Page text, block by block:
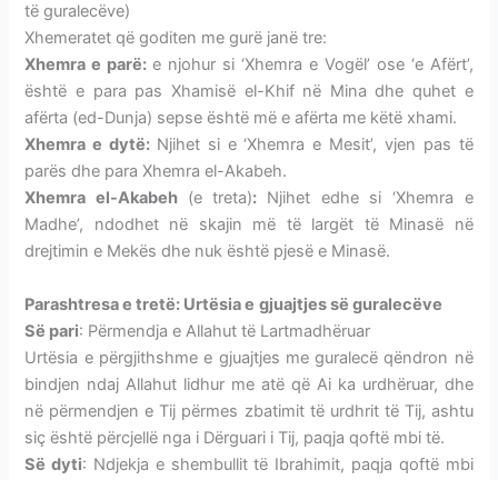
të guralecëve)
Xhemeratet që goditen me gurë janë tre:
Xhemra e parë:e njohur si ‘Xhemra e Vogël’ ose ‘e Afërt’,
është e para pas Xhamisë el-Khif në Mina dhe quhet e
afërta (ed-Dunja) sepse është më e afërta me këtë xhami.
Xhemra e dytë: Njihet si e ‘Xhemra e Mesit’, vjen pas të
parës dhe para Xhemra el-Akabeh.
Xhemra el-Akabeh (e treta): Njihet edhe si ‘Xhemra e
Madhe’, ndodhet në skajin më të largët të Minasë në
drejtimin e Mekës dhe nuk është pjesë e Minasë.
Parashtresa e tretë: Urtësia e gjuajtjes së guralecëve
Së pari: Përmendja e Allahut të Lartmadhëruar
Urtësia e përgjithshme e gjuajtjes me guralecë qëndron në
bindjen ndaj Allahut lidhur me atë që Ai ka urdhëruar, dhe
në përmendjen e Tij përmes zbatimit të urdhrit të Tij, ashtu
siç është përcjellë nga i Dërguari i Tij, paqja qoftë mbi të.
Së dyti: Ndjekja e shembullit të Ibrahimit, paqja qoftë mbi